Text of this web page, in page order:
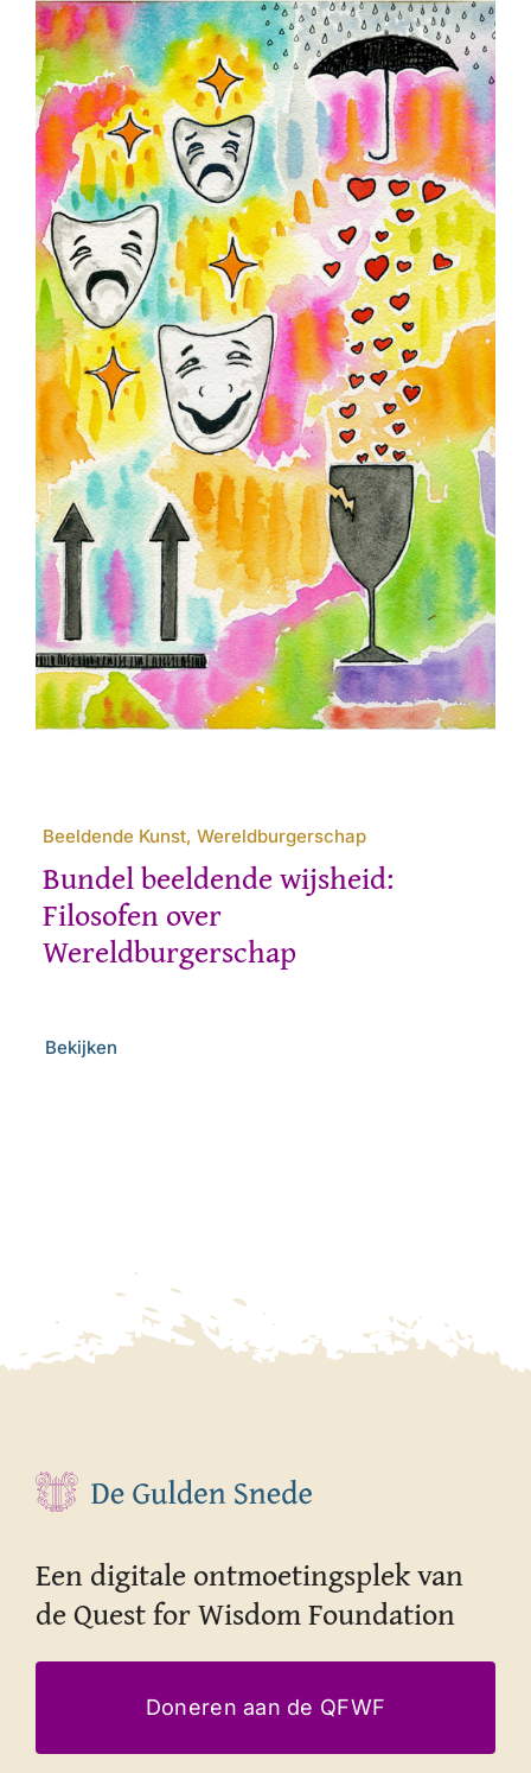
Contact
Beeldende Kunst, Wereldburgerschap
Bundel beeldende wijsheid:
Filosofen over
Wereldburgerschap
Bekijken
Een digitale ontmoetingsplek van
de Quest for Wisdom Foundation
Doneren aan de QFWF